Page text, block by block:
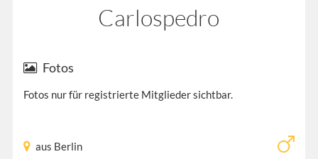
Carlospedro
Fotos
Fotos nur für registrierte Mitglieder sichtbar.
aus Berlin